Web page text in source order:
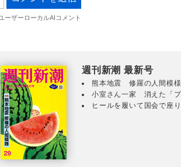
週刊新潮 最新号
熊本地震 修羅の人間模様
小室さん一家 消えた「プ
ヒールを履いて国会で座